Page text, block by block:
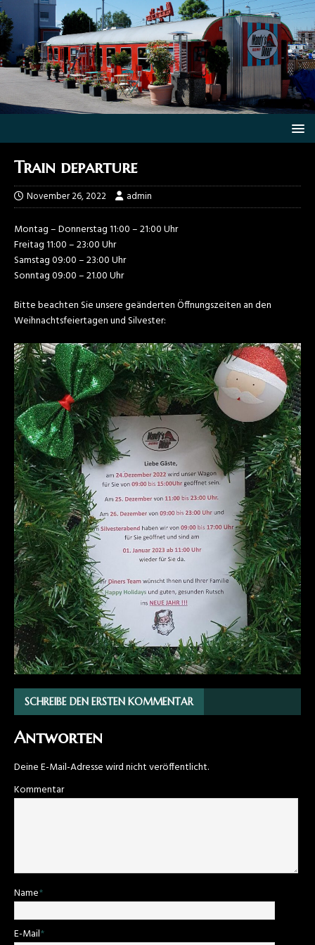
Train departure
November 26, 2022 admin
Montag – Donnerstag 11:00 – 21:00 Uhr
Freitag 11:00 – 23:00 Uhr
Samstag 09:00 – 23:00 Uhr
Sonntag 09:00 – 21.00 Uhr
Bitte beachten Sie unsere geänderten Öffnungszeiten an den
Weihnachtsfeiertagen und Silvester:
SCHREIBE DEN ERSTEN KOMMENTAR
Antworten
Deine E-Mail-Adresse wird nicht veröffentlicht.
Kommentar
Name*
E-Mail*